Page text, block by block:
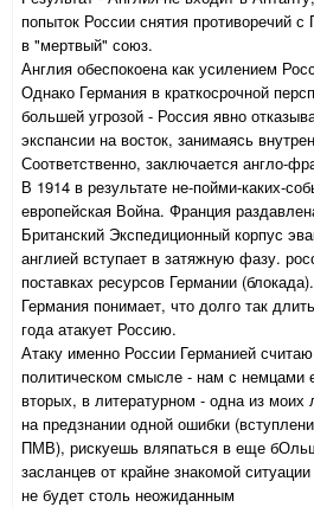
попыток России снятия противоречий
в "мертвый" союз.
Англия обеспокоена как усилением
Однако Германия в краткосрочной
большей угрозой - Россия явно
экспансии на восток, занимаясь
Соответственно, заключается англо-
В 1914 в результате не-пойми-каких-
европейская Война. Франция
Британский Экспедиционный корпус
англией вступает в затяжную фазу.
поставках ресурсов Германии
Германия понимает, что долго так
года атакует Россию.
Атаку именно России Германией
политическом смысле - нам с
вторых, в литературном - одна из
на предзнании одной ошибки
ПМВ), рискуешь вляпаться в еще
засланцев от крайне знакомой ситуации
не будет столь неожиданным